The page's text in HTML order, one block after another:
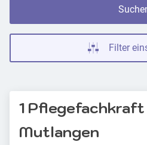
Filter
1
Mutlangen